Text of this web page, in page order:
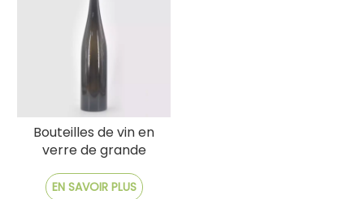
Bouteilles de vin en
verre de grande
personnalisables
EN SAVOIR PLUS